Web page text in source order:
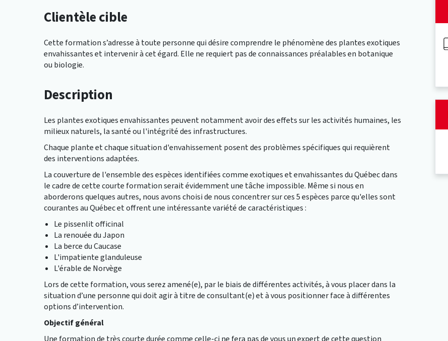
Clientèle cible
Cette formation s’adresse à toute personne qui désire comprendre le phénomène des plantes exotiques
envahissantes et intervenir à cet égard. Elle ne requiert pas de connaissances préalables en botanique
ou biologie.
Description
Les plantes exotiques envahissantes peuvent notamment avoir des effets sur les activités humaines, les
milieux naturels, la santé ou l'intégrité des infrastructures.
Chaque plante et chaque situation d'envahissement posent des problèmes spécifiques qui requièrent
des interventions adaptées.
La couverture de l'ensemble des espèces identifiées comme exotiques et envahissantes du Québec dans
le cadre de cette courte formation serait évidemment une tâche impossible. Même si nous en
aborderons quelques autres, nous avons choisi de nous concentrer sur ces 5 espèces parce qu'elles sont
courantes au Québec et offrent une intéressante variété de caractéristiques :
Le pissenlit officinal
La renouée du Japon
La berce du Caucase
L'impatiente glanduleuse
L'érable de Norvège
Lors de cette formation, vous serez amené(e), par le biais de différentes activités, à vous placer dans la
situation d’une personne qui doit agir à titre de consultant(e) et à vous positionner face à différentes
options d’intervention.
Objectif général